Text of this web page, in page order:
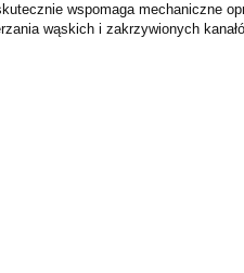
wspomaga mechaniczne
wąskich i zakrzywionych